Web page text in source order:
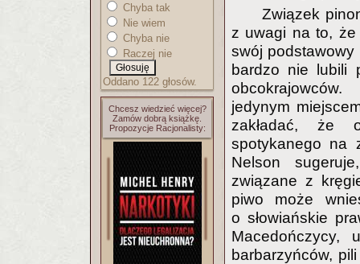
Chyba tak
Nie wiem
Chyba nie
Raczej nie
Oddano 122 głosów.
Chcesz wiedzieć więcej?
Zamów dobrą książkę.
Propozycje Racjonalisty:
Związek
z uwagi na to,
swój podstawowy
bardzo nie lubili
jedynym
zakładać, że
spotykanego na
Nelson
związane z
piwo może
o słowiańskie
Macedończycy,
barbarzyńców,